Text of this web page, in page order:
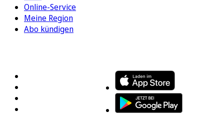
Online-Service
Meine Region
Abo kündigen